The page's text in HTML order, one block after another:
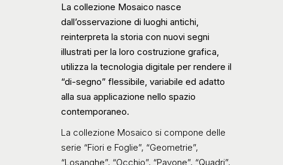
La collezione Mosaico nasce
dall’osservazione di luoghi antichi,
reinterpreta la storia con nuovi segni
illustrati per la loro costruzione grafica,
utilizza la tecnologia digitale per rendere il
“di-segno” flessibile, variabile ed adatto
alla sua applicazione nello spazio
contemporaneo.
La collezione Mosaico si compone delle
serie “Fiori e Foglie”, “Geometrie”,
“Losanghe”, “Occhio”, “Pavone”, “Quadri”,